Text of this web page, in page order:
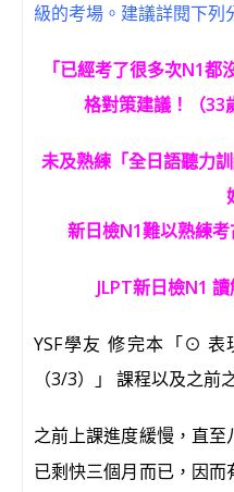
級的考場。建議詳閱下列
「已經考了很多次N1
格對策建議！（
未及熟練「全日語聽力
新日檢N1難以熟練
JLPT新日檢N1
YSF學友 修完本「⊙ 表
（3/3）」 課程以及之前
之前上課進度緩慢，直至
已剩快三個月而已，因而